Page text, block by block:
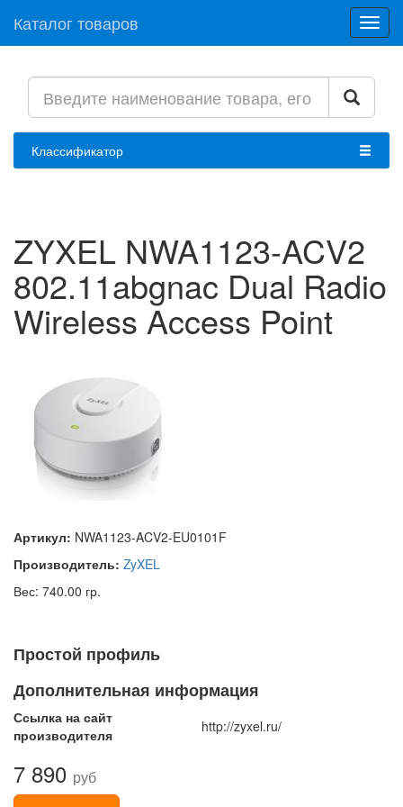
Каталог товаров
Классификатор
ZYXEL NWA1123-ACV2
802.11abgnac Dual Radio
Wireless Access Point
Артикул: NWA1123-ACV2-EU0101F
Производитель: ZyXEL
Вес: 740.00 гр.
Простой профиль
Дополнительная информация
Ссылка на сайт
производителя
http://zyxel.ru/
7 890 руб